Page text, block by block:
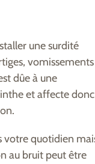
une surdité
vomissements
dûe à une
et affecte donc
votre quotidien
au bruit peut être